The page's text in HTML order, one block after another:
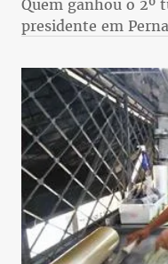
Quem ganhou o 2º
presidente em